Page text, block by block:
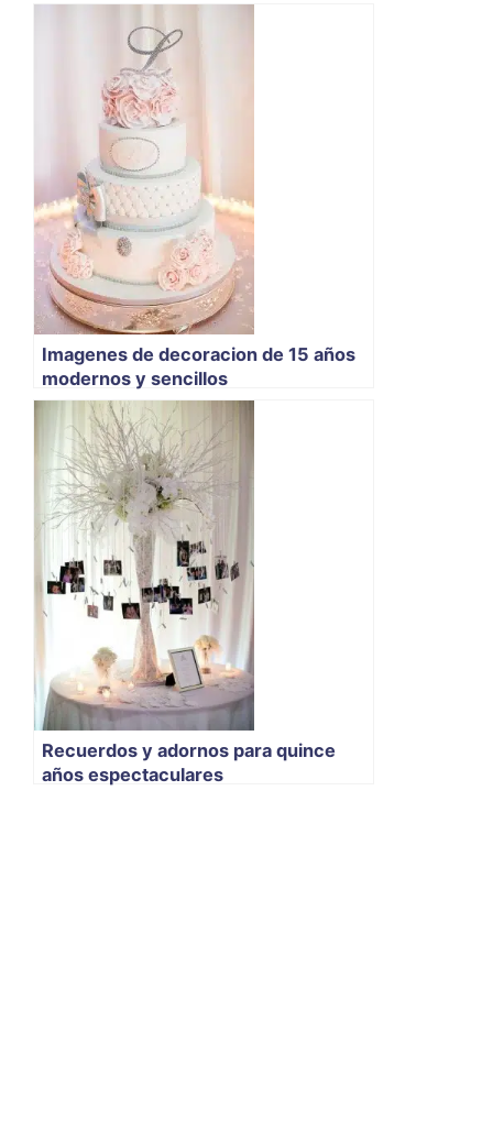
Imagenes de decoracion de 15 años
modernos y sencillos
Recuerdos y adornos para quince
años espectaculares